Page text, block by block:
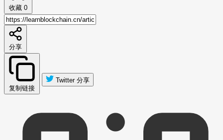
收藏 0
分享
复制链接
Twitter 分享